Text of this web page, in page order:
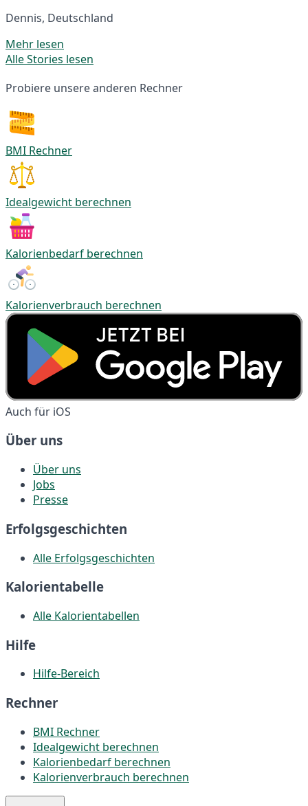
Dennis, Deutschland
Mehr lesen
Alle Stories lesen
Probiere unsere anderen Rechner
BMI Rechner
Idealgewicht berechnen
Kalorienbedarf berechnen
Kalorienverbrauch berechnen
Auch für iOS
Über uns
Über uns
Jobs
Presse
Erfolgsgeschichten
Alle Erfolgsgeschichten
Kalorientabelle
Alle Kalorientabellen
Hilfe
Hilfe-Bereich
Rechner
BMI Rechner
Idealgewicht berechnen
Kalorienbedarf berechnen
Kalorienverbrauch berechnen